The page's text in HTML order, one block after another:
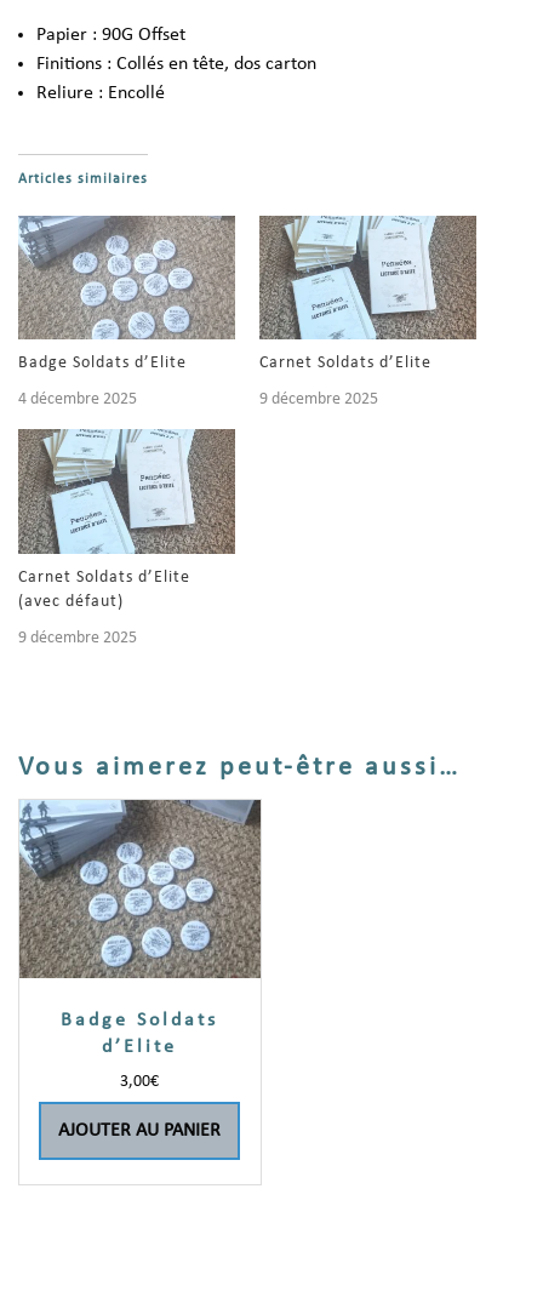
Papier : 90G Offset
Finitions : Collés en tête, dos carton
Reliure : Encollé
Articles similaires
Badge Soldats d’Elite
4 décembre 2025
Carnet Soldats d’Elite
9 décembre 2025
Carnet Soldats d’Elite
(avec défaut)
9 décembre 2025
Vous aimerez peut-être aussi…
Badge Soldats
d’Elite
3,00€
AJOUTER AU PANIER